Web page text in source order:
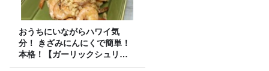
おうちにいながらハワイ気
分！ きざみにんにくで簡単！
本格！【ガーリックシュリン
プ】 桃屋のかんたんレシピ